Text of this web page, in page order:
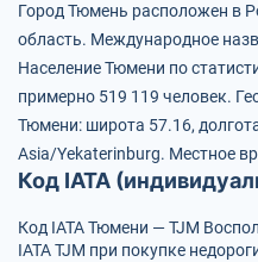
Город Тюмень расположен в
область. Международное
Население Тюмени по
примерно 519 119 человек.
Тюмени: широта 57.16,
Asia/Yekaterinburg. Местное
Код IATA
Код IATA Тюмени — TJM
IATATJM при покупке